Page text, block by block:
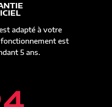
adapté à votre
est
5 ans.